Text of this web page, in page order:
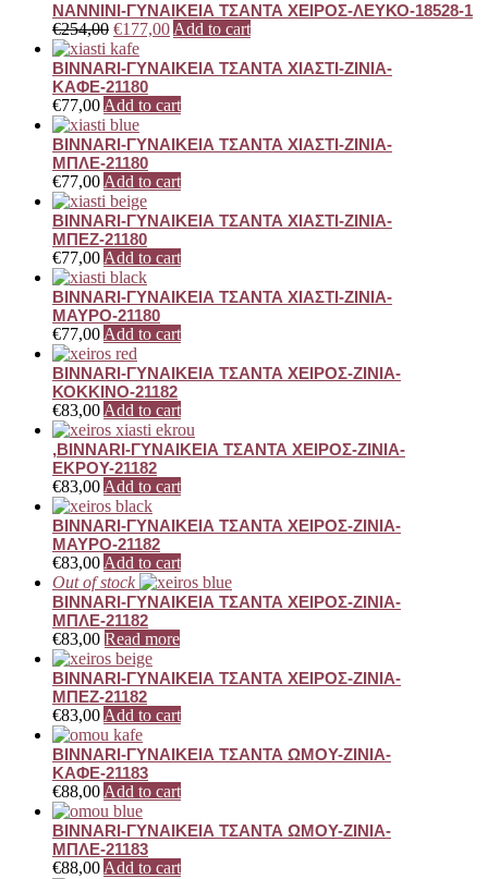
ΝΑΝΝΙΝΙ-ΓΥΝΑΙΚΕΙΑ ΤΣΑΝΤΑ ΧΕΙΡΟΣ-ΛΕΥΚΟ-18528-1
€254,00 €177,00 Add to cart
BINNARI-ΓΥΝΑΙΚΕΙΑ ΤΣΑΝΤΑ ΧΙΑΣΤΙ-ZINIA-
ΚΑΦΕ-21180
€77,00 Add to cart
BINNARI-ΓΥΝΑΙΚΕΙΑ ΤΣΑΝΤΑ ΧΙΑΣΤΙ-ZINIA-
ΜΠΛΕ-21180
€77,00 Add to cart
BINNARI-ΓΥΝΑΙΚΕΙΑ ΤΣΑΝΤΑ ΧΙΑΣΤΙ-ZINIA-
ΜΠΕΖ-21180
€77,00 Add to cart
BINNARI-ΓΥΝΑΙΚΕΙΑ ΤΣΑΝΤΑ ΧΙΑΣΤΙ-ZINIA-
ΜΑΥΡΟ-21180
€77,00 Add to cart
BINNARI-ΓΥΝΑΙΚΕΙΑ ΤΣΑΝΤΑ ΧΕΙΡΟΣ-ZINIA-
ΚΟΚΚΙΝΟ-21182
€83,00 Add to cart
,BINNARI-ΓΥΝΑΙΚΕΙΑ ΤΣΑΝΤΑ ΧΕΙΡΟΣ-ZINIA-
ΕΚΡΟΥ-21182
€83,00 Add to cart
BINNARI-ΓΥΝΑΙΚΕΙΑ ΤΣΑΝΤΑ ΧΕΙΡΟΣ-ZINIA-
ΜΑΥΡΟ-21182
€83,00 Add to cart
Out of stock
BINNARI-ΓΥΝΑΙΚΕΙΑ ΤΣΑΝΤΑ ΧΕΙΡΟΣ-ZINIA-
ΜΠΛΕ-21182
€83,00 Read more
BINNARI-ΓΥΝΑΙΚΕΙΑ ΤΣΑΝΤΑ ΧΕΙΡΟΣ-ZINIA-
ΜΠΕΖ-21182
€83,00 Add to cart
BINNARI-ΓΥΝΑΙΚΕΙΑ ΤΣΑΝΤΑ ΩΜΟΥ-ZINIA-
ΚΑΦΕ-21183
€88,00 Add to cart
BINNARI-ΓΥΝΑΙΚΕΙΑ ΤΣΑΝΤΑ ΩΜΟΥ-ZINIA-
ΜΠΛΕ-21183
€88,00 Add to cart